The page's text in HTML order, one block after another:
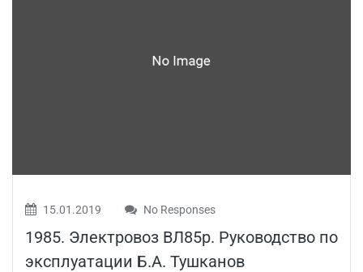
15.01.2019 No Responses
1985. Электровоз ВЛ85р. Руководство по
эксплуатации Б.А. Тушканов